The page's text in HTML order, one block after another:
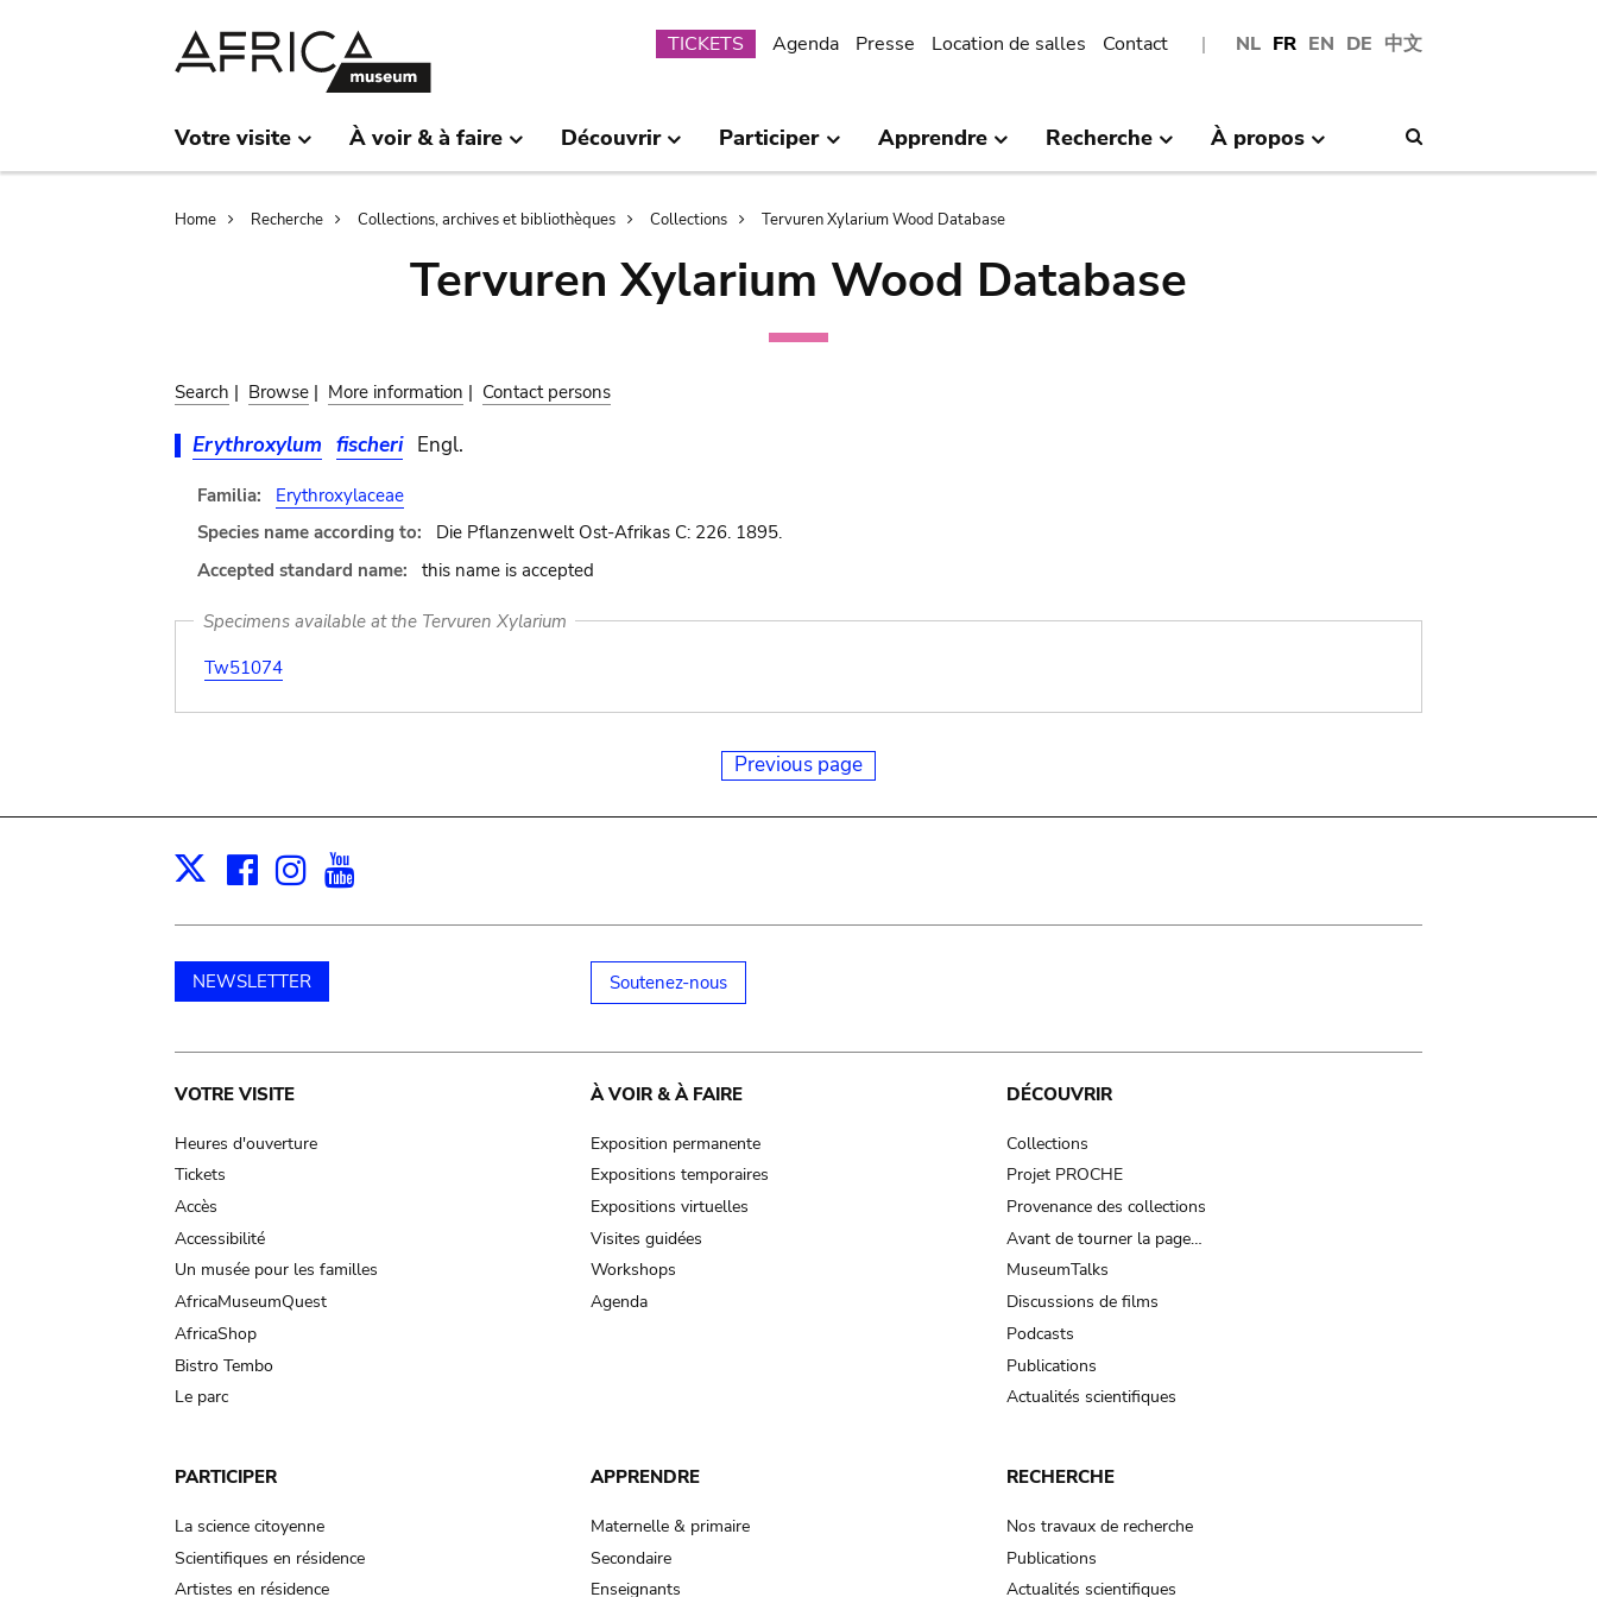
NL FR EN DE 中文
Submenu
TICKETS Agenda Presse Location de salles Contact
Votre visite À voir & à faire Découvrir Participer Apprendre Recherche À propos
Breadcrumb
Home Recherche Collections, archives et bibliothèques Collections Tervuren Xylarium Wood Database
Tervuren Xylarium Wood Database
Search | Browse | More information | Contact persons
Erythroxylum fischeri Engl.
Familia:
Erythroxylaceae
Species name according to:
Die Pflanzenwelt Ost-Afrikas C: 226. 1895.
Accepted standard name:
this name is accepted
Specimens available at the Tervuren Xylarium
Tw51074
Previous page
X Facebook
Instagram
NEWSLETTER Soutenez-nous
Main
navigation
VOTRE VISITE
Heures d'ouverture
Tickets
Accès
Accessibilité
Un musée pour les familles
AfricaMuseumQuest
AfricaShop
Bistro Tembo
Le parc
À VOIR & À FAIRE
Exposition permanente
Expositions temporaires
Expositions virtuelles
Visites guidées
Workshops
Agenda
DÉCOUVRIR
Collections
Projet PROCHE
Provenance des collections
Avant de tourner la page…
MuseumTalks
Discussions de films
Podcasts
Publications
Actualités scientifiques
PARTICIPER
La science citoyenne
Scientifiques en résidence
Artistes en résidence
APPRENDRE
Maternelle & primaire
Secondaire
Enseignants
RECHERCHE
Nos travaux de recherche
Publications
Actualités scientifiques